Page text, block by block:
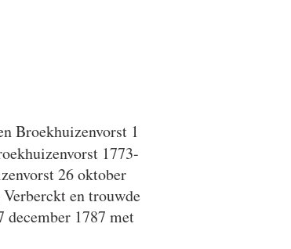
Broekhuizenvorst 1
1773-
26 oktober
en trouwde
1787 met